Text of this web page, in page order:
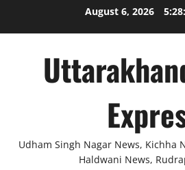
August 6, 2026
Udham Singh Nagar News, Kichha
Haldwani News,